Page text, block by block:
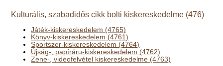
Kulturális, szabadidős cikk bolti kiskereskedelme (476)
Játék-kiskereskedelem (4765)
Könyv-kiskereskedelem (4761)
Sportszer-kiskereskedelem (4764)
Újság-, papíráru-kiskereskedelem (4762)
Zene-, videofelvétel kiskereskedelme (4763)